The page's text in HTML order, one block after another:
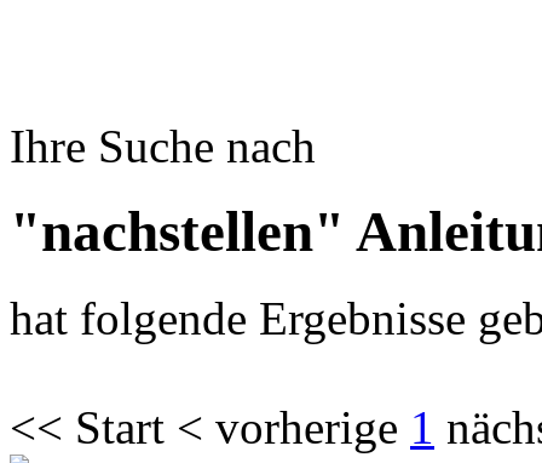
Ihre Suche nach
"nachstellen"
hat folgende Ergebnisse
<< Start < vorherige 1